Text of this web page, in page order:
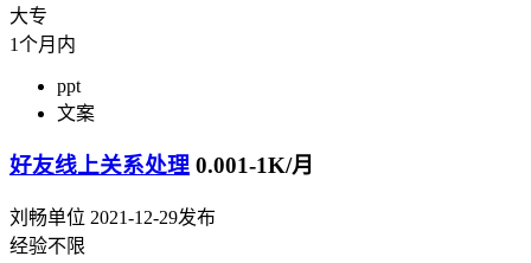
大专
1个月内
ppt
文案
好友线上关系处理 0.001-1K/月
刘畅单位 2021-12-29发布
经验不限